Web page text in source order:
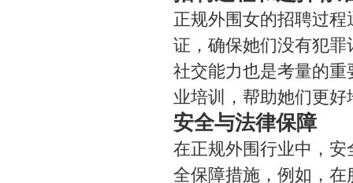
正规外围女的招聘过
证，确保她们没有犯
社交能力也是考量的
业培训，帮助她们更
安全与法律保障
在正规外围行业中，
全保障措施，例如，